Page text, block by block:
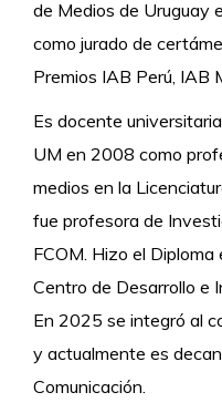
de Medios de Uruguay
como jurado de
Premios IAB Perú, IAB
Es docente
UM en 2008 como
medios en la
fue profesora de
FCOM. Hizo el
Centro de Desarrollo e
En 2025 se integró al
y actualmente es
Comunicación.